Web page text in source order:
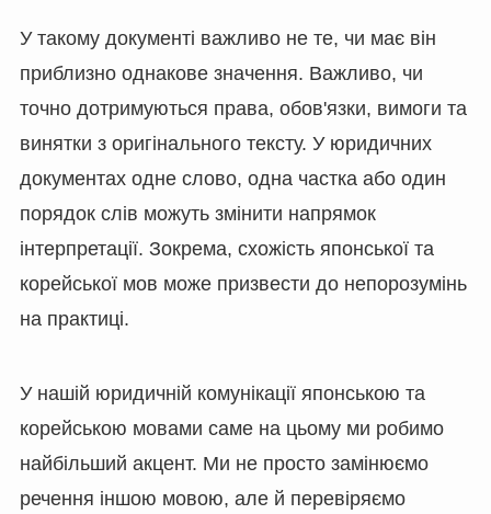
У такому документі важливо не те, чи має він
приблизно однакове значення. Важливо, чи
точно дотримуються права, обов'язки, вимоги та
винятки з оригінального тексту. У юридичних
документах одне слово, одна частка або один
порядок слів можуть змінити напрямок
інтерпретації. Зокрема, схожість японської та
корейської мов може призвести до непорозумінь
на практиці.
У нашій юридичній комунікації японською та
корейською мовами саме на цьому ми робимо
найбільший акцент. Ми не просто замінюємо
речення іншою мовою, але й перевіряємо